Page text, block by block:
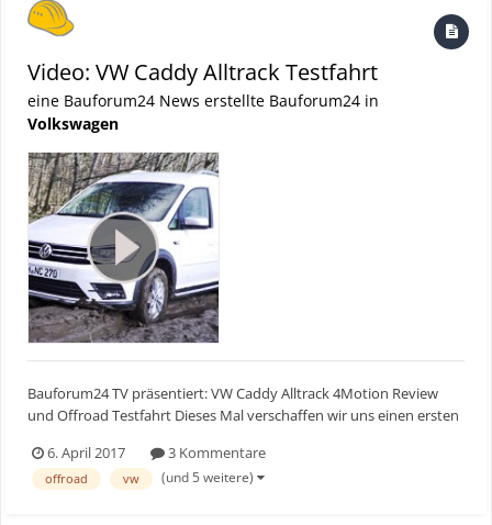
Video: VW Caddy Alltrack Testfahrt
eine Bauforum24 News erstellte Bauforum24 in
Volkswagen
Bauforum24 TV präsentiert: VW Caddy Alltrack 4Motion Review
und Offroad Testfahrt Dieses Mal verschaffen wir uns einen ersten
schlägt sich der kleine Transporter von Volkswagen im Gelände?
Bauforum24 TV Youtube Kanal
6. April 2017 3 Kommentare
offroad vw (und 5 weitere)